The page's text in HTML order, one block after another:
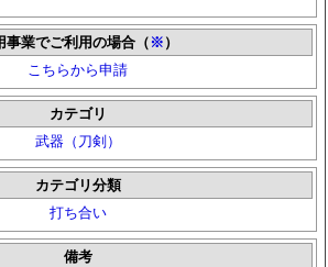
事業でご利用の場合（ ※ ）
こちらから申請
カテゴリ
武器（刀剣）
カテゴリ分類
打ち合い
備考